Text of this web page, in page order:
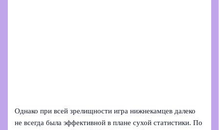
Однако при всей зрелищности игра нижнекамцев далеко
не всегда была эффективной в плане сухой статистики. По